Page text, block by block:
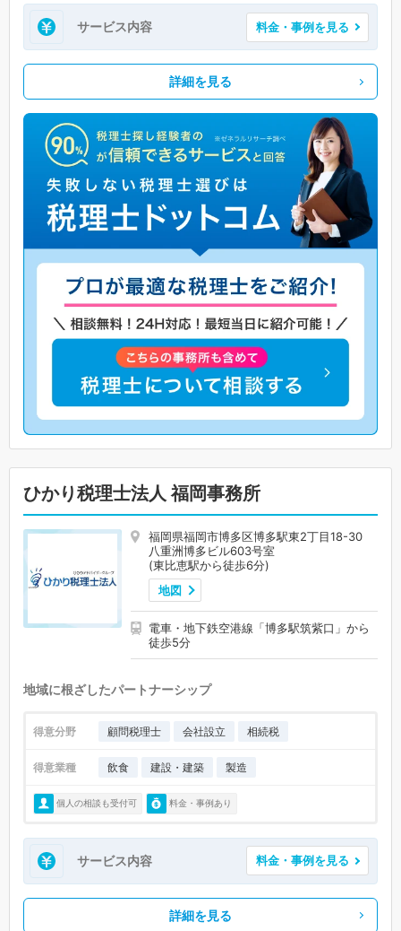
サービス内容 料金・事例を見る
詳細を見る
ひかり税理士法人 福岡事務所
福岡県福岡市博多区博多駅東2丁目18-30
八重洲博多ビル603号室
(東比恵駅から徒歩6分)
地図
電車・地下鉄空港線「博多駅筑紫口」から
徒歩5分
地域に根ざしたパートナーシップ
得意分野 顧問税理士 会社設立 相続税
得意業種 飲食 建設・建築 製造
個人の相談も受付可 料金・事例あり
サービス内容 料金・事例を見る
詳細を見る